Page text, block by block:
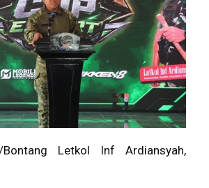
Letkol Inf Ardiansyah,